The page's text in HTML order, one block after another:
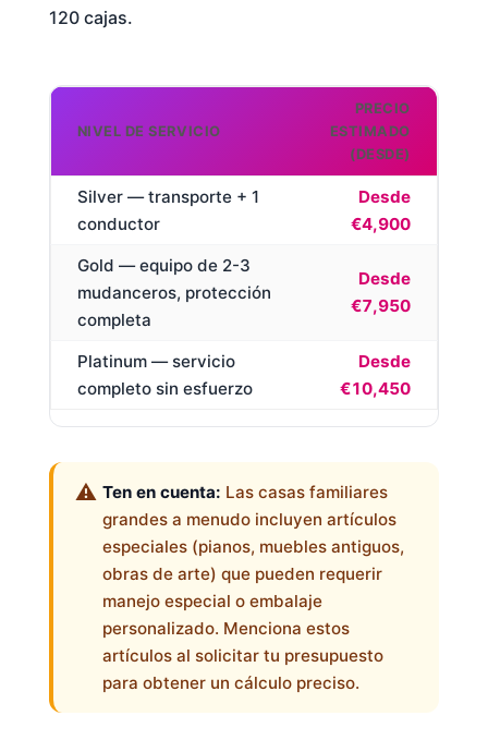
120 cajas.
NIVEL DE SERVICIO
PRECIO
ESTIMADO
(DESDE)
Silver — transporte + 1
conductor
Desde
€4,900
Gold — equipo de 2-3
mudanceros, protección
completa
Desde
€7,950
Platinum — servicio
completo sin esfuerzo
Desde
€10,450
Ten en cuenta: Las casas familiares
grandes a menudo incluyen artículos
especiales (pianos, muebles antiguos,
obras de arte) que pueden requerir
manejo especial o embalaje
personalizado. Menciona estos
artículos al solicitar tu presupuesto
para obtener un cálculo preciso.